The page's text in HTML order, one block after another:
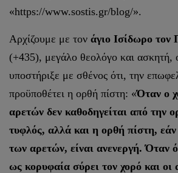
«https://www.sostis.gr/blog/».
Αρχίζουμε με τον άγιο Ισίδωρο τον
(+435), μεγάλο θεολόγο και ασκητή,
υποστήριξε με σθένος ότι, την
προϋποθέτει η ορθή πίστη: «Όταν ο
αρετών δεν καθοδηγείται από την
τυφλός, αλλά και η ορθή πίστη, εάν
των αρετών, είναι ανενεργή. Όταν
ως κορυφαία σύρει τον χορό και οι